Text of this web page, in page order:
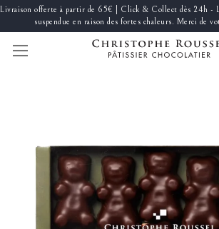
Livraison offerte à partir de 65€ | Click & Collect dès 24h -
suspendue en raison des fortes chaleurs. Merci de